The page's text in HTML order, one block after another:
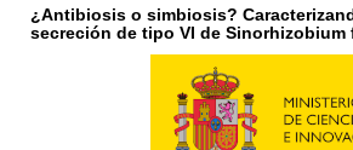
¿Antibiosis o simbiosis?
secreción de tipo VI de Sinorhizobium